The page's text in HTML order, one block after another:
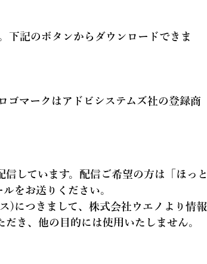
下記のボタンからダウンロードできま
ゴマークはアドビシステムズ社の登録商
信 しています。配信ご希望の方は「 ほっと
をお送りください。
)につきまして、株式会社ウエノより情報
き、他の目的には使用いたしません。